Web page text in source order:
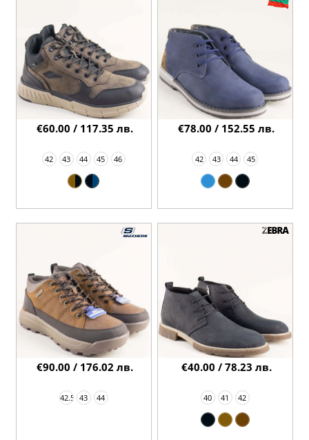
42 43 44 45 46
€60.00 / 117.35 лв.
42 43 44 45
€78.00 / 152.55 лв.
42.5 43 44
€90.00 / 176.02 лв.
40 41 42
€40.00 / 78.23 лв.